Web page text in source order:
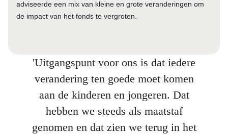
adviseerde een mix van kleine en grote veranderingen om
de impact van het fonds te vergroten.
'Uitgangspunt voor ons is dat iedere
verandering ten goede moet komen
aan de kinderen en jongeren. Dat
hebben we steeds als maatstaf
genomen en dat zien we terug in het